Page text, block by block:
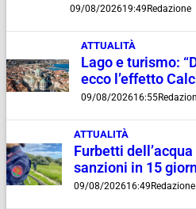
09/08/202619:49 Redazione
ATTUALITÀ
Lago e turismo:
ecco l’effetto
09/08/202616:55
ATTUALITÀ
Furbetti
sanzioni in 15
09/08/202616:49 Redazione